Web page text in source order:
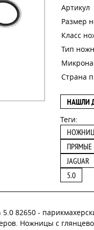
Артикул
Размер
Класс
Тип
Страна
НАШЛИ
Теги:
JAGUAR
5.0
82650 -
Ножницы с